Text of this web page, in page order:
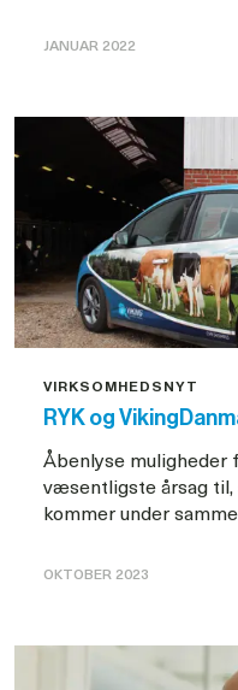
JANUAR 2022
Viking
VIRKSOMHEDSNYT
RYK og
Åbenlyse muligheder
væsentligste årsag til,
kommer under
OKTOBER 2023